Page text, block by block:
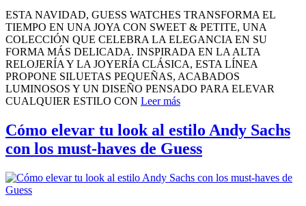
ESTA NAVIDAD, GUESS WATCHES TRANSFORMA EL
TIEMPO EN UNA JOYA CON SWEET & PETITE, UNA
COLECCIÓN QUE CELEBRA LA ELEGANCIA EN SU
FORMA MÁS DELICADA. INSPIRADA EN LA ALTA
RELOJERÍA Y LA JOYERÍA CLÁSICA, ESTA LÍNEA
PROPONE SILUETAS PEQUEÑAS, ACABADOS
LUMINOSOS Y UN DISEÑO PENSADO PARA ELEVAR
CUALQUIER ESTILO CON Leer más
Cómo elevar tu look al estilo Andy Sachs
con los must-haves de Guess